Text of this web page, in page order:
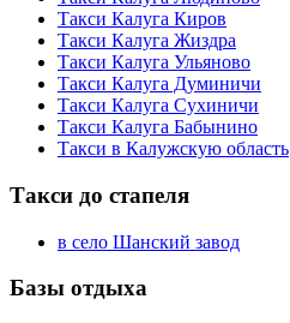
Такси Калуга Киров
Такси Калуга Жиздра
Такси Калуга Ульяново
Такси Калуга Думиничи
Такси Калуга Сухиничи
Такси Калуга Бабынино
Такси в Калужскую область
Такси до стапеля
в село Шанский завод
Базы отдыха